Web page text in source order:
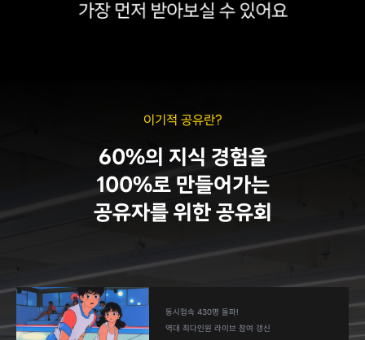
이기적 공유란?
60%의 지식 경험을
100%로 만들어가는
공유자를 위한 공유회
동시접속 430명 돌파!
역대 최다인원 라이브 참여 갱신